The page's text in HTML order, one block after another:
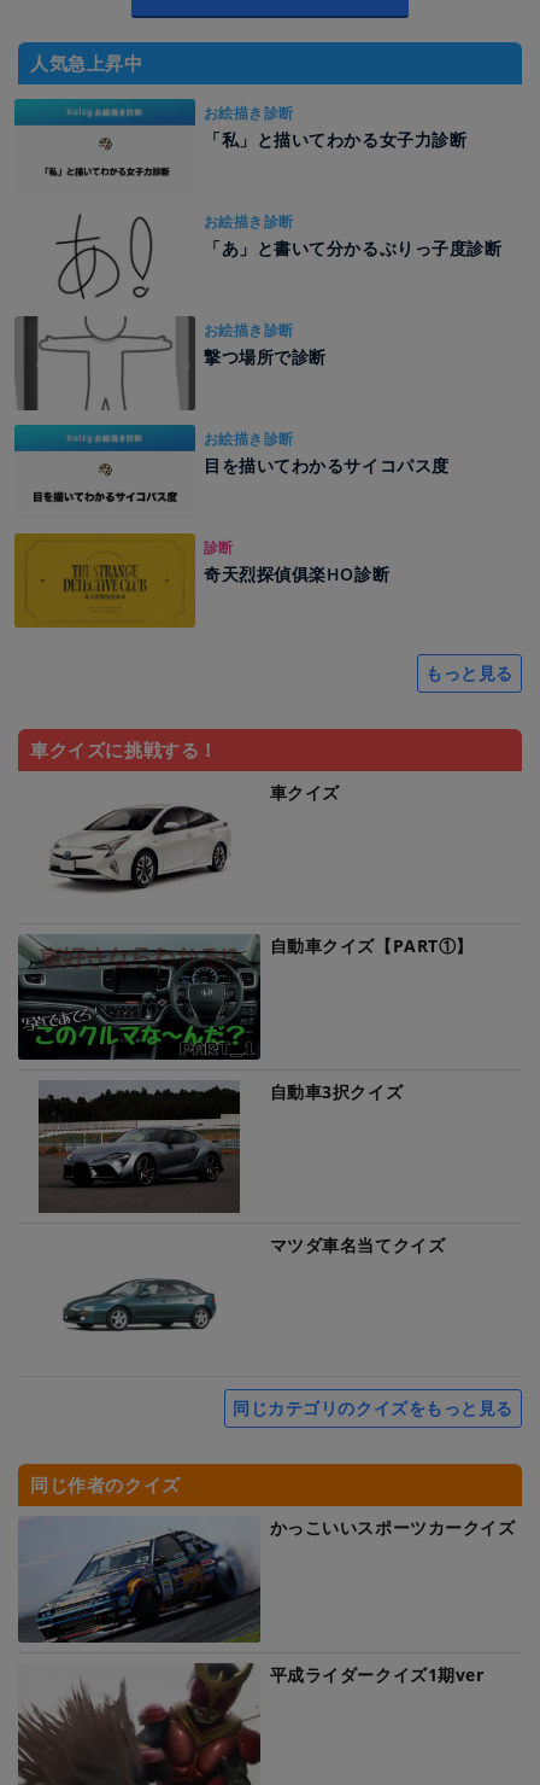
人気急上昇中
お絵描き診断
「私」と描いてわかる女子力診断
お絵描き診断
「あ」と書いて分かるぶりっ子度診断
お絵描き診断
撃つ場所で診断
お絵描き診断
目を描いてわかるサイコパス度
診断
奇天烈探偵俱楽HO診断
もっと見る
車クイズに挑戦する！
車クイズ
自動車クイズ【PART①】
自動車3択クイズ
マツダ車名当てクイズ
同じカテゴリのクイズをもっと見る
同じ作者のクイズ
かっこいいスポーツカークイズ
平成ライダークイズ1期ver